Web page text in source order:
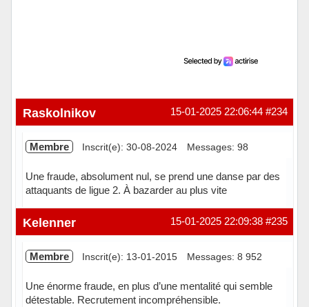
#234
15-01-2025 22:06:44
Raskolnikov
Membre Inscrit(e): 30-08-2024 Messages: 98
Une fraude, absolument nul, se prend une danse par des
attaquants de ligue 2. À bazarder au plus vite
Hors ligne #235
15-01-2025 22:09:38
Kelenner
Membre Inscrit(e): 13-01-2015 Messages: 8 952
Une énorme fraude, en plus d’une mentalité qui semble
détestable. Recrutement incompréhensible.